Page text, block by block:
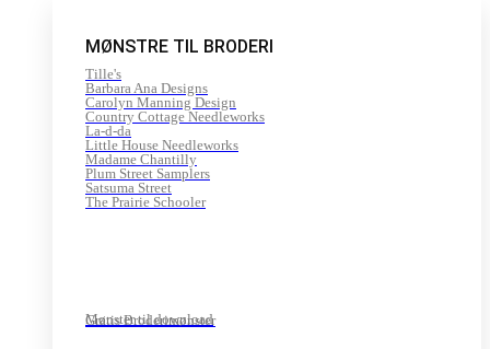
(Volume
Two)
MØNSTRE TIL BRODERI
Tille's
Barbara Ana Designs
Carolyn Manning Design
Country Cottage Needleworks
La-d-da
Little House Needleworks
Madame Chantilly
Plum Street Samplers
Satsuma Street
The Prairie Schooler
Mønster til download
Gratis Broderimønster